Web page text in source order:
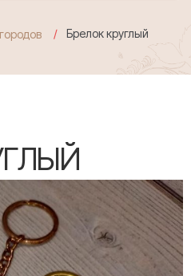
Брелок круглый